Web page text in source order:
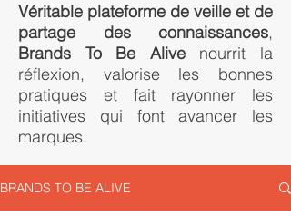
Véritable plateforme de veille et de
partage des connaissances,
Brands To Be Alivenourrit la
réflexion, valorise les bonnes
pratiques et fait rayonner les
initiatives qui font avancer les
marques.
BRANDS TO BE ALIVE